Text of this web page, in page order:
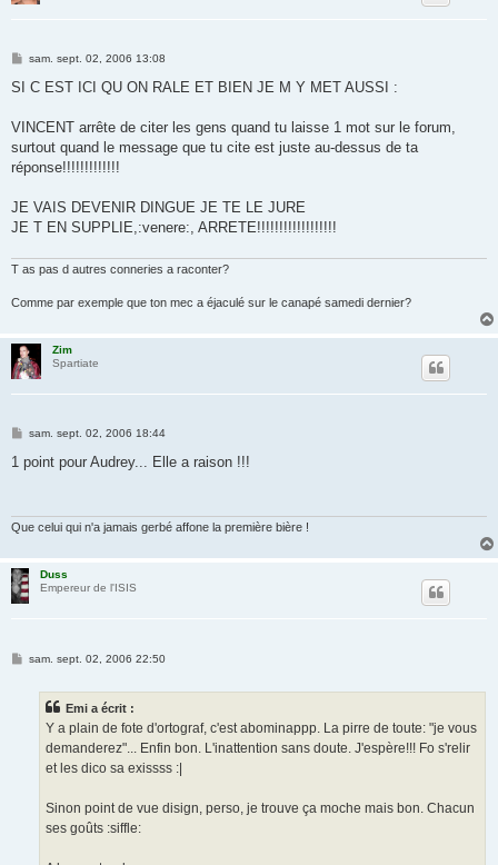
M
s
g
sam. sept. 02, 2006 13:08
SI C EST ICI QU ON RALE ET BIEN JE M Y MET AUSSI :
VINCENT arrête de citer les gens quand tu laisse 1 mot sur le forum,
surtout quand le message que tu cite est juste au-dessus de ta
réponse!!!!!!!!!!!!!
JE VAIS DEVENIR DINGUE JE TE LE JURE
JE T EN SUPPLIE,:venere:, ARRETE!!!!!!!!!!!!!!!!!!
T as pas d autres conneries a raconter?
Comme par exemple que ton mec a éjaculé sur le canapé samedi dernier?
Zim
Spartiate
M
s
s
sam. sept. 02, 2006 18:44
1 point pour Audrey... Elle a raison !!!
Que celui qui n'a jamais gerbé affone la première bière !
Duss
Empereur de l'ISIS
Msam. sept. 02, 2006 22:50
Emi a écrit :
Y a plain de fote d'ortograf, c'est abominappp. La pirre de toute: "je vous
demanderez"... Enfin bon. L'inattention sans doute. J'espère!!! Fo s'relir
et les dico sa exissss :|
Sinon point de vue disign, perso, je trouve ça moche mais bon. Chacun
ses goûts :siffle: